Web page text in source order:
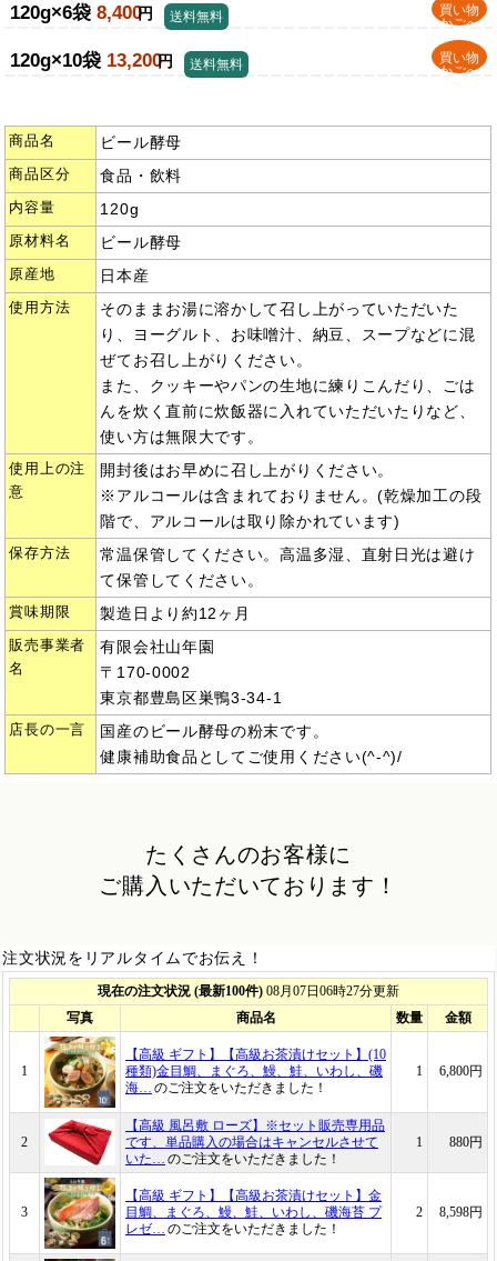
120g×6袋 8,400円
買い物
かごへ
送料無料
120g×10袋 13,200円
買い物
かごへ
送料無料
商品名 ビール酵母
商品区分 食品・飲料
内容量 120g
原材料名 ビール酵母
原産地 日本産
使用方法
そのままお湯に溶かして召し上がっていただいた
り、ヨーグルト、お味噌汁、納豆、スープなどに混
ぜてお召し上がりください。
また、クッキーやパンの生地に練りこんだり、ごは
んを炊く直前に炊飯器に入れていただいたりなど、
使い方は無限大です。
使用上の注
意
開封後はお早めに召し上がりください。
※アルコールは含まれておりません。(乾燥加工の段
階で、アルコールは取り除かれています)
保存方法
常温保管してください。高温多湿、直射日光は避け
て保管してください。
賞味期限 製造日より約12ヶ月
販売事業者
名
有限会社山年園
〒170-0002
東京都豊島区巣鴨3-34-1
店長の一言
国産のビール酵母の粉末です。
健康補助食品としてご使用ください(^-^)/
たくさんのお客様に
ご購入いただいております！
注文状況をリアルタイムでお伝え！